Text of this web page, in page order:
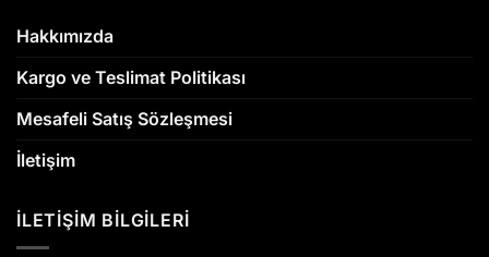
Hakkımızda
Kargo ve Teslimat Politikası
Mesafeli Satış Sözleşmesi
İletişim
İLETİŞİM BİLGİLERİ